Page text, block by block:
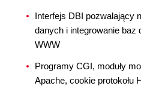
Interfejs DBI pozwalający
danych i integrowanie baz
WWW
Programy CGI, moduły
Apache, cookie protokołu